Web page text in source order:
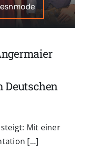
Mit einer
[...]